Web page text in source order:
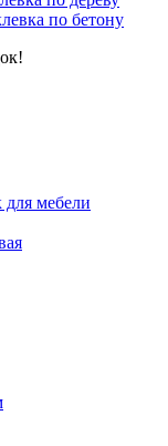
по бетону
мебели